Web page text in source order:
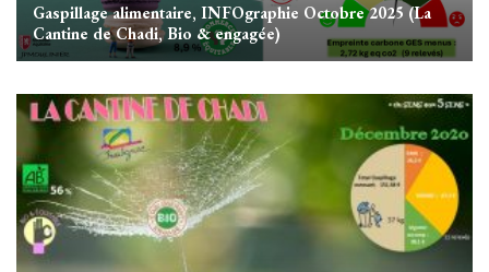
Gaspillage alimentaire, INFOgraphie Octobre 2025 (La
Cantine de Chadi, Bio & engagée)